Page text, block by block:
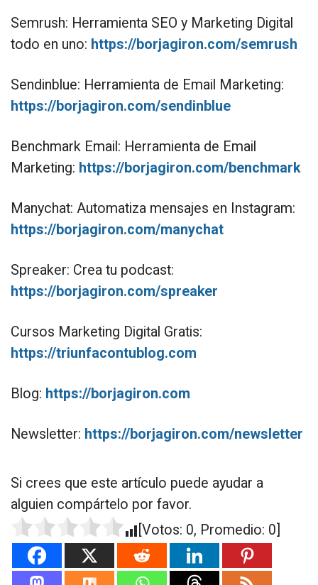
Semrush: Herramienta SEO y Marketing Digital
todo en uno: https://borjagiron.com/semrush
Sendinblue: Herramienta de Email Marketing:
https://borjagiron.com/sendinblue
Benchmark Email: Herramienta de Email
Marketing: https://borjagiron.com/benchmark
Manychat: Automatiza mensajes en Instagram:
https://borjagiron.com/manychat
Spreaker: Crea tu podcast:
https://borjagiron.com/spreaker
Cursos Marketing Digital Gratis:
https://triunfacontublog.com
Blog: https://borjagiron.com
Newsletter: https://borjagiron.com/newsletter
Si crees que este artículo puede ayudar a
alguien compártelo por favor.
[Votos: 0, Promedio: 0